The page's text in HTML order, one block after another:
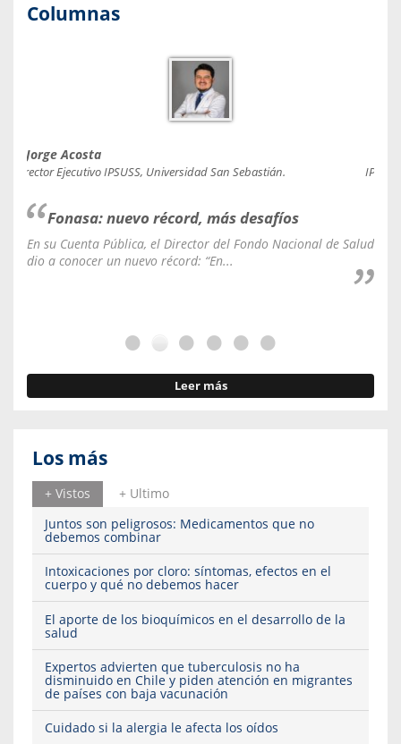
Columnas
Jorge Acosta
Director Ejecutivo IPSUSS, Universidad San Sebastián.
Fonasa: nuevo récord, más desafíos
En su Cuenta Pública, el Director del Fondo Nacional de Salud
dio a conocer un nuevo récord: “En...
Leer más
Los más
+ Vistos
+ Ultimo
Juntos son peligrosos: Medicamentos que no
debemos combinar
Intoxicaciones por cloro: síntomas, efectos en el
cuerpo y qué no debemos hacer
El aporte de los bioquímicos en el desarrollo de la
salud
Expertos advierten que tuberculosis no ha
disminuido en Chile y piden atención en migrantes
de países con baja vacunación
Cuidado si la alergia le afecta los oídos